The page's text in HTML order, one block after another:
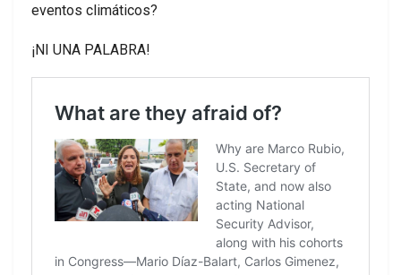
eventos climáticos?
¡NI UNA PALABRA!